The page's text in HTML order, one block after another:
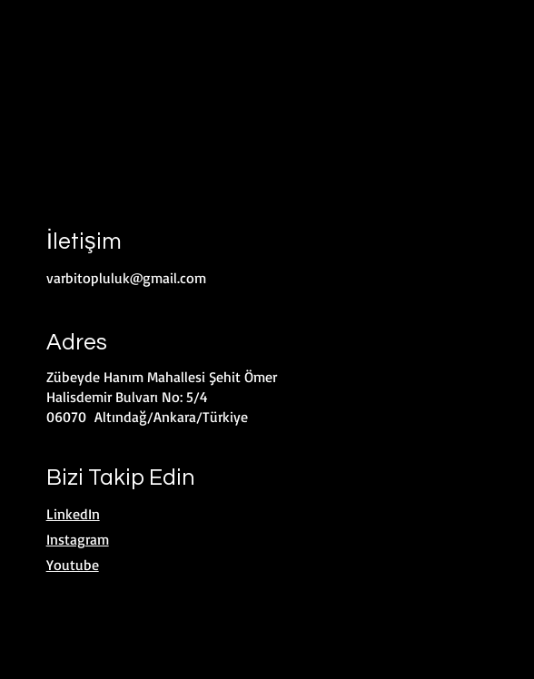
İletişim
varbitopluluk@gmail.com
Adres
Zübeyde Hanım Mahallesi Şehit Ömer
Halisdemir Bulvarı No: 5/4
06070 Altındağ/Ankara/Türkiye
Bizi Takip Edin
LinkedIn
Instagram
Youtube